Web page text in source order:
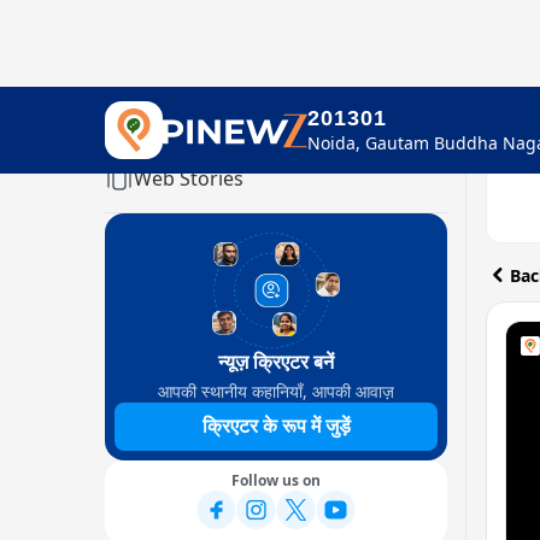
201301
Home
Web Stories
न्यूज़ क्रिएटर बनें
आपकी स्थानीय कहानियाँ, आपकी आवाज़
क्रिएटर के रूप में जुड़ें
Follow us on